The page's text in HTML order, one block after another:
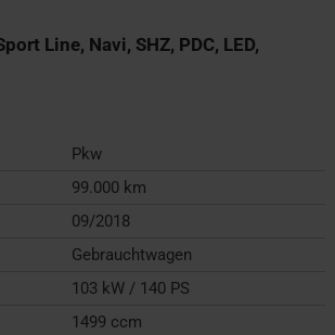
Line, Navi, SHZ, PDC, LED,
Pkw
99.000 km
09/2018
Gebrauchtwagen
103 kW / 140 PS
1499 ccm